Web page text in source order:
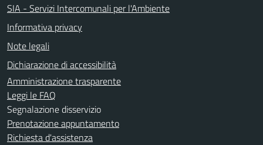
SIA - Servizi Intercomunali per l'Ambiente
Informativa privacy
Note legali
Dichiarazione di accessibilità
Amministrazione trasparente
Leggi le FAQ
Segnalazione disservizio
Prenotazione appuntamento
Richiesta d'assistenza